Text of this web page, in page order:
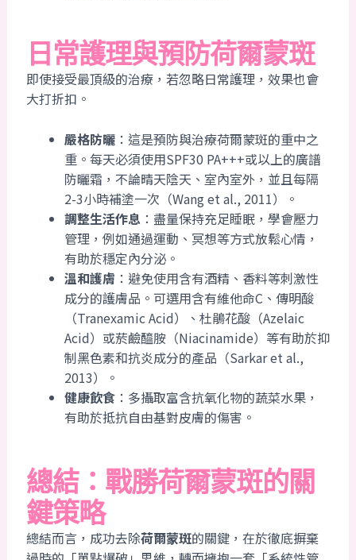
日常護理與預防荷爾蒙斑
即使接受最頂級的治療，若忽略日常護理，效果也會
大打折扣。
嚴格防曬：這是預防與治療荷爾蒙斑的重中之
重。每天必須使用SPF30 PA+++或以上的廣譜
防曬霜，不論晴天陰天、室內室外，並且每隔
2-3小時補塗一次（Wang et al., 2011）。
調整生活作息 ：盡量保持充足睡眠，學會壓力
管理，例如通過運動、冥想等方式放鬆心情，
有助於穩定內分泌。
溫和護膚 ：避免使用含有酒精、香料等刺激性
成分的護膚品。可選用含有維他命C、傳明酸
（Tranexamic Acid）、杜鵑花酸（Azelaic
Acid）或菸鹼醯胺（Niacinamide）等有助於抑
制黑色素和抗炎成分的產品（Sarkar et al.,
2013）。
健康飲食：多攝取富含抗氧化物的蔬菜水果，
有助於抵抗自由基對皮膚的傷害。
總結：戰勝荷爾蒙斑的關
鍵策略
總結而言，成功去除荷爾蒙斑的關鍵，在於徹底摒棄